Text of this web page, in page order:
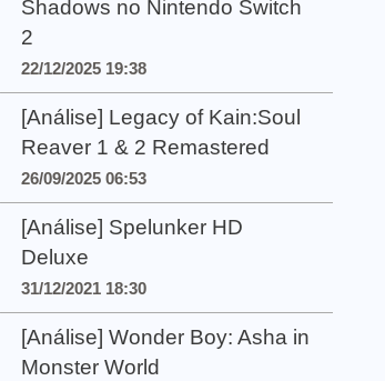
Shadows no Nintendo Switch
2
22/12/2025 19:38
[Análise] Legacy of Kain:Soul
Reaver 1 & 2 Remastered
26/09/2025 06:53
[Análise] Spelunker HD
Deluxe
31/12/2021 18:30
[Análise] Wonder Boy: Asha in
Monster World